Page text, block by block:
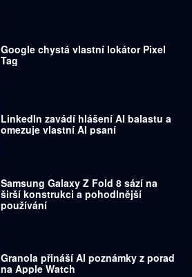
Google chystá vlastní lokátor Pixel
Tag
LinkedIn zavádí hlášení AI balastu a
omezuje vlastní AI psaní
Samsung Galaxy Z Fold 8 sází na
širší konstrukci a pohodlnější
používání
Granola přináší AI poznámky z porad
na Apple Watch